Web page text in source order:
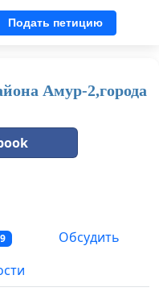
Подать петицию
Амур-2,города
Обсудить